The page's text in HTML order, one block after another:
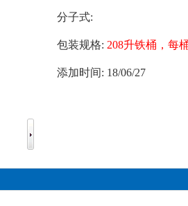
分子式:
包装规格: 208升铁桶，每
添加时间: 18/06/27